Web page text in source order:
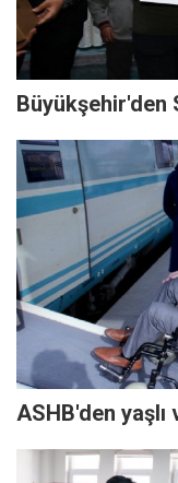
Büyükşehir'den
ASHB'den